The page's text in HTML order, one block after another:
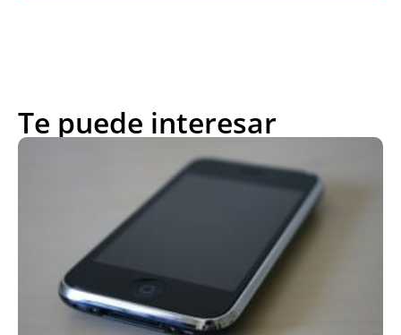
Te puede interesar